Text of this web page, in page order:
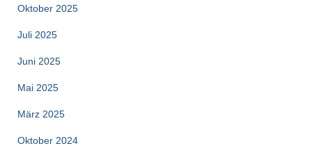
Oktober 2025
Juli 2025
Juni 2025
Mai 2025
März 2025
Oktober 2024